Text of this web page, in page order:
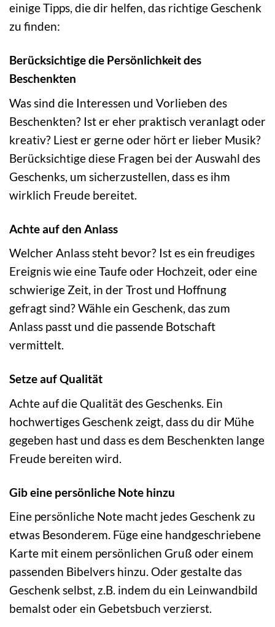
einige Tipps, die dir helfen, das richtige Geschenk
zu finden:
Berücksichtige die Persönlichkeit des
Beschenkten
Was sind die Interessen und Vorlieben des
Beschenkten? Ist er eher praktisch veranlagt oder
kreativ? Liest er gerne oder hört er lieber Musik?
Berücksichtige diese Fragen bei der Auswahl des
Geschenks, um sicherzustellen, dass es ihm
wirklich Freude bereitet.
Achte auf den Anlass
Welcher Anlass steht bevor? Ist es ein freudiges
Ereignis wie eine Taufe oder Hochzeit, oder eine
schwierige Zeit, in der Trost und Hoffnung
gefragt sind? Wähle ein Geschenk, das zum
Anlass passt und die passende Botschaft
vermittelt.
Setze auf Qualität
Achte auf die Qualität des Geschenks. Ein
hochwertiges Geschenk zeigt, dass du dir Mühe
gegeben hast und dass es dem Beschenkten lange
Freude bereiten wird.
Gib eine persönliche Note hinzu
Eine persönliche Note macht jedes Geschenk zu
etwas Besonderem. Füge eine handgeschriebene
Karte mit einem persönlichen Gruß oder einem
passenden Bibelvers hinzu. Oder gestalte das
Geschenk selbst, z.B. indem du ein Leinwandbild
bemalst oder ein Gebetsbuch verzierst.